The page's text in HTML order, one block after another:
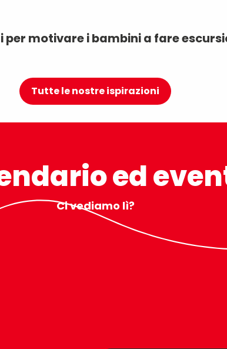
per motivare i bambini a fare
Tutte le nostre ispirazioni
ed
Ci vediamo lì?